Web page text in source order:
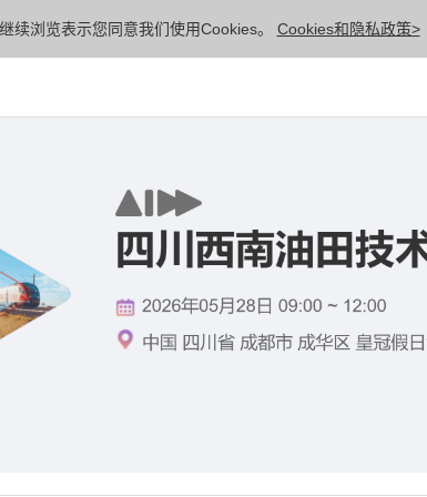
续浏览表示您同意我们使用Cookies。 Cookies和隐私政策>